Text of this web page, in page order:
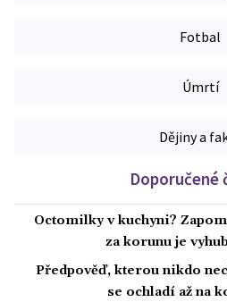
Fotbal
Úmrtí
Dějiny a
Doporučené
Octomilky v kuchyni?
za korunu je
Předpověď, kterou nikdo
se ochladí až na